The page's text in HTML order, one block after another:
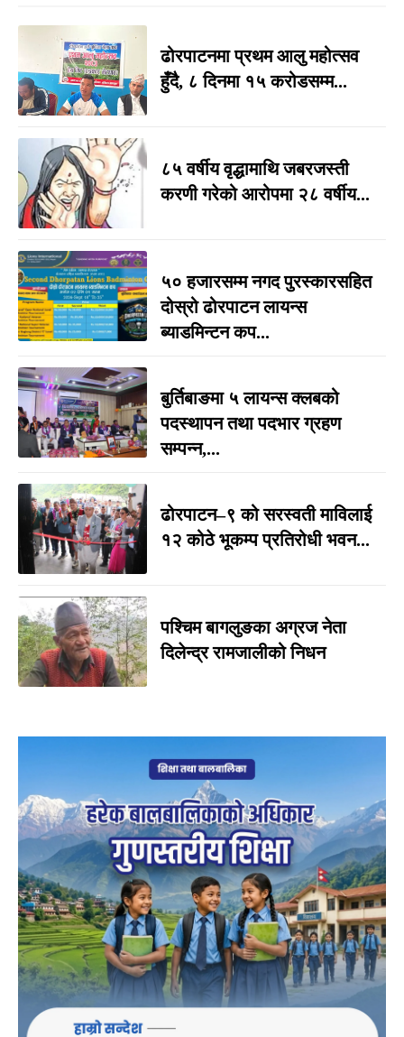
ढोरपाटनमा प्रथम आलु महोत्सव
हुँदै, ८ दिनमा १५ करोडसम्म...
८५ वर्षीय वृद्धामाथि जबरजस्ती
करणी गरेको आरोपमा २८ वर्षीय...
५० हजारसम्म नगद पुरस्कारसहित
दोस्रो ढोरपाटन लायन्स
ब्याडमिन्टन कप...
बुर्तिबाङमा ५ लायन्स क्लबको
पदस्थापन तथा पदभार ग्रहण
सम्पन्न,...
ढोरपाटन–९ को सरस्वती माविलाई
१२ कोठे भूकम्प प्रतिरोधी भवन...
पश्चिम बागलुङका अग्रज नेता
दिलेन्द्र रामजालीको निधन